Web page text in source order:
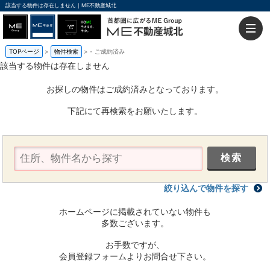
該当する物件は存在しません｜ME不動産城北
TOPページ 物件検索 - ご成約済み
該当する物件は存在しません
お探しの物件はご成約済みとなっております。
下記にて再検索をお願いたします。
絞り込んで物件を探す
ホームページに掲載されていない物件も
多数ございます。
お手数ですが、
会員登録フォームよりお問合せ下さい。